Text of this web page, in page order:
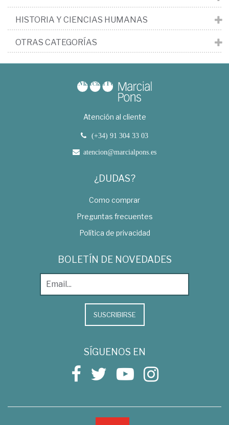
HISTORIA Y CIENCIAS HUMANAS
OTRAS CATEGORÍAS
Atención al cliente
(+34) 91 304 33 03
atencion@marcialpons.es
¿DUDAS?
Como comprar
Preguntas frecuentes
Política de privacidad
BOLETÍN DE NOVEDADES
SUSCRIBIRSE
SÍGUENOS EN